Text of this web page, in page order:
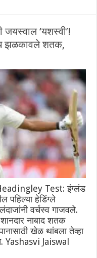
‘यशस्वी’!
झळकावले शतक,
Test: इंग्लंड
पहिल्या हेडिंग्ले
वर्चस्व गाजवले.
नाबाद शतक
खेळ थांबला तेव्हा
Yashasvi Jaiswal